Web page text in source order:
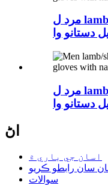
مرد ل lambا / ر sheep چمڙي جا
مرد ل lambا / ر sheep چمڙي جا
اڻ
اسان جي باري ۾
سان رابطو ڪريو
سوالات